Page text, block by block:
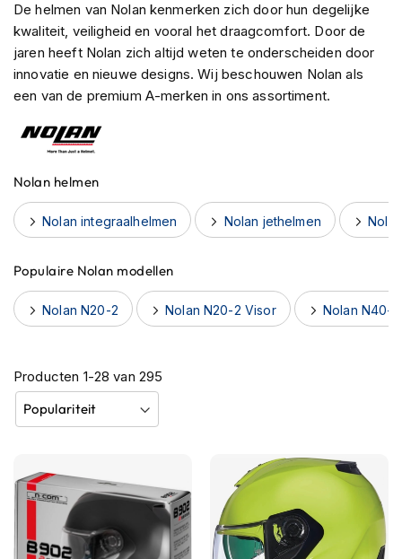
A
d
v
e
n
t
r
e
l
m
e
B
u
o
o
t
h
l
m
De helmen van Nolan kenmerken zich door hun degelijke
kwaliteit, veiligheid en vooral het draagcomfort. Door de
jaren heeft Nolan zich altijd weten te onderscheiden door
innovatie en nieuwe designs. Wij beschouwen Nolan als
een van de premium A-merken in ons assortiment.
Producten 1-28 van 295
Nolan helmen
Nolan integraalhelmen Nolan jethelmen
Populaire Nolan modellen
Nolan N20-2 Nolan N20-2 Visor Nolan N40-5